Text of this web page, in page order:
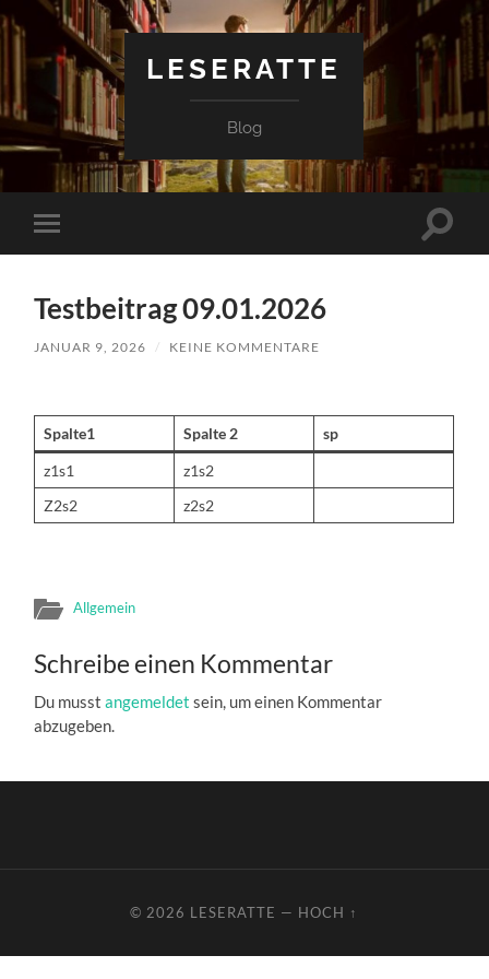
LESERATTE
Blog
Mobile-
Menü
Testbeitrag 09.01.2026
JANUAR 9, 2026 / KEINE KOMMENTARE
Spalte1 Spalte 2
sp
z1s1
z1s2
Z2s2
z2s2
Allgemein
Schreibe einen Kommentar
Du musstangemeldet sein, um einen Kommentar
abzugeben.
© 2026 LESERATTE — HOCH ↑